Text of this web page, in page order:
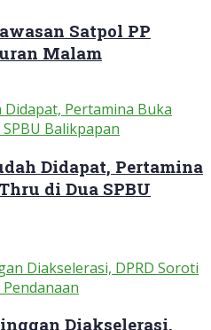
Satpol PP
Malam
Didapat, Pertamina
di Dua SPBU
Diakselerasi,